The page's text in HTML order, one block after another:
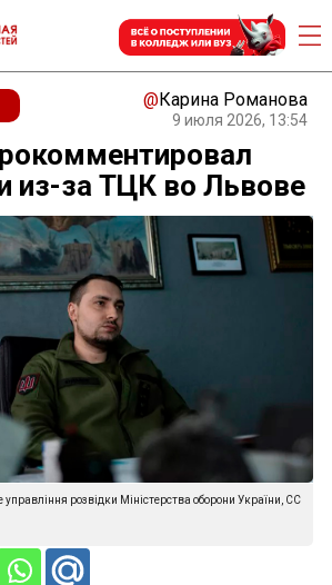
@Карина Романова
9 июля 2026, 13:54
из-за ТЦК во Львове
розвідки Міністерства оборони України, CC